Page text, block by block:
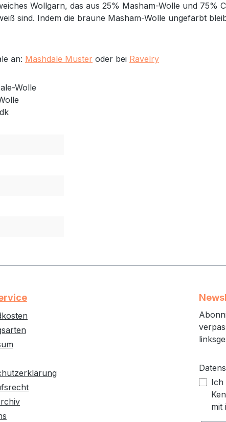
Wollgarn, das aus 25% Masham-Wolle und 75%
sind. Indem die braune Masham-Wolle ungefärbt
an: Mashdale Muster oder bei Ravelry
Wolle
Ich
mit